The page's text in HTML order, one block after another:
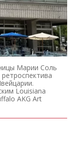
Марии Соль
Louisiana
AKG Art